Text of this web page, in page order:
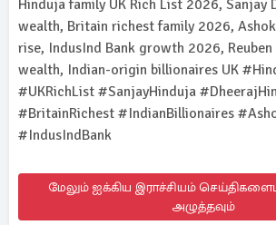
Hinduja family UK Rich List 2026, Sanjay
wealth, Britain richest family 2026,
rise, IndusInd Bank growth 2026,
wealth, Indian-origin billionaires UK
#UKRichList #SanjayHinduja
#BritainRichest #IndianBillionaires
#IndusIndBank
மேலும் ஐக்கிய இராச்சியம்
அழுத்தவும்